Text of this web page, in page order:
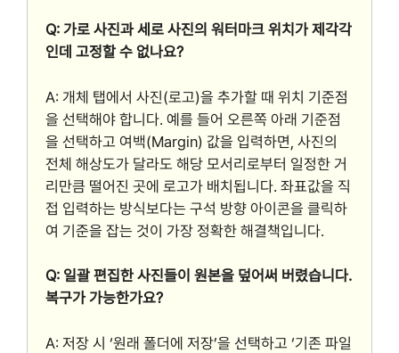
Q: 가로 사진과 세로 사진의 워터마크 위치가 제각각
인데 고정할 수 없나요?
A: 개체 탭에서 사진(로고)을 추가할 때 위치 기준점
을 선택해야 합니다. 예를 들어 오른쪽 아래 기준점
을 선택하고 여백(Margin) 값을 입력하면, 사진의
전체 해상도가 달라도 해당 모서리로부터 일정한 거
리만큼 떨어진 곳에 로고가 배치됩니다. 좌표값을 직
접 입력하는 방식보다는 구석 방향 아이콘을 클릭하
여 기준을 잡는 것이 가장 정확한 해결책입니다.
Q: 일괄 편집한 사진들이 원본을 덮어써 버렸습니다.
복구가 가능한가요?
A: 저장 시 ‘원래 폴더에 저장’을 선택하고 ‘기존 파일